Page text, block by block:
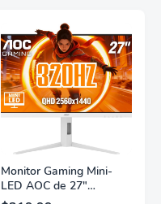
Monitor Gaming Mini-
LED AOC de 27"
Pulgadas, QHD